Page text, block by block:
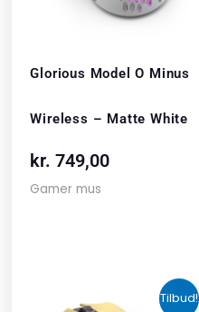
Glorious Model O Minus
Wireless – Matte White
kr. 749,00
Gamer mus
Tilbud!